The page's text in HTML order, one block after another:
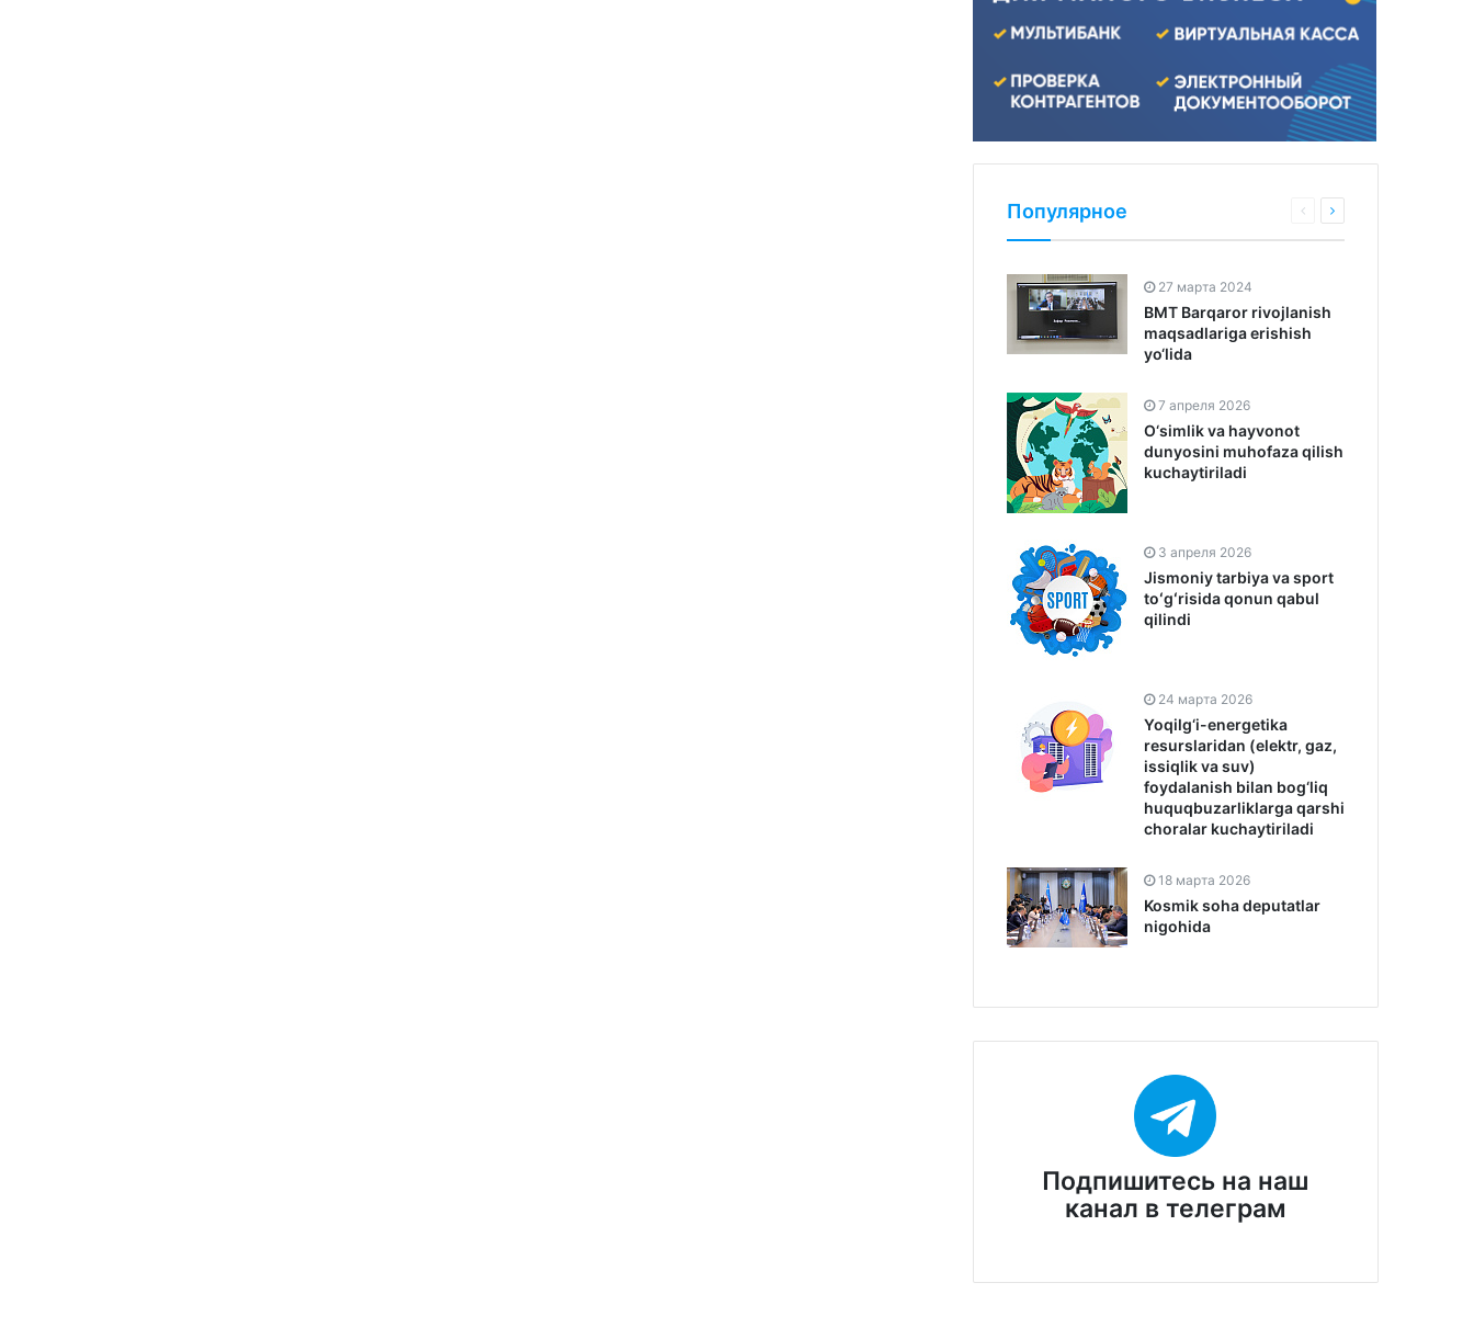
Популярное
27 марта 2024
BMT Barqaror rivojlanish
maqsadlariga erishish
yo‘lida
7 апреля 2026
O‘simlik va hayvonot
dunyosini muhofaza qilish
kuchaytiriladi
3 апреля 2026
Jismoniy tarbiya va sport
toʻgʻrisida qonun qabul
qilindi
24 марта 2026
Yoqilg‘i-energetika
resurslaridan (elektr, gaz,
issiqlik va suv)
foydalanish bilan bog‘liq
huquqbuzarliklarga qarshi
choralar kuchaytiriladi
18 марта 2026
Kosmik soha deputatlar
nigohida
Подпишитесь на наш
канал в телеграм